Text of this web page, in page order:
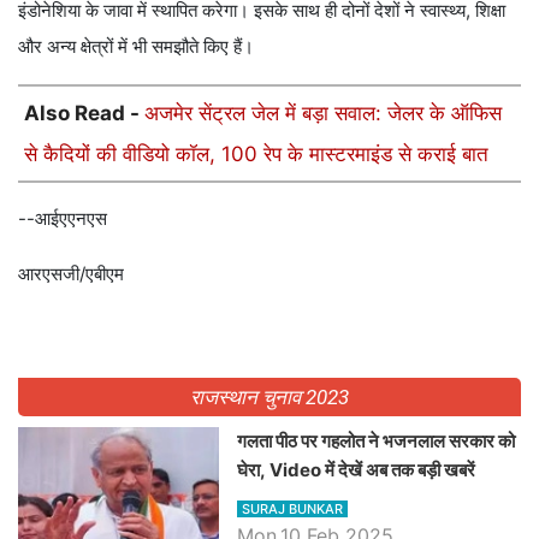
इंडोनेशिया के जावा में स्थापित करेगा। इसके साथ ही दोनों देशों ने स्वास्थ्य, शिक्षा
और अन्य क्षेत्रों में भी समझौते किए हैं।
Also Read - अजमेर सेंट्रल जेल में बड़ा सवाल: जेलर के ऑफिस
से कैदियों की वीडियो कॉल, 100 रेप के मास्टरमाइंड से कराई बात
--आईएएनएस
आरएसजी/एबीएम
राजस्थान चुनाव 2023
गलता पीठ पर गहलोत ने भजनलाल सरकार को
घेरा, Video में देखें अब तक बड़ी खबरें
SURAJ BUNKAR